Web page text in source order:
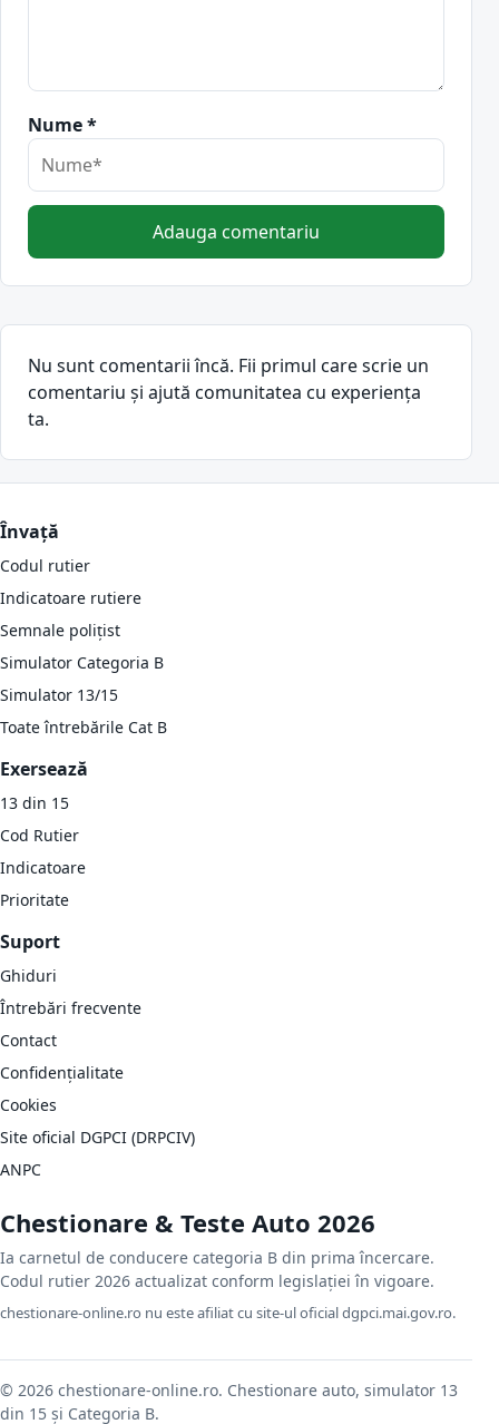
Nume *
Adauga comentariu
Nu sunt comentarii încă. Fii primul care scrie un
comentariu și ajută comunitatea cu experiența
ta.
Învață
Codul rutier
Indicatoare rutiere
Semnale polițist
Simulator Categoria B
Simulator 13/15
Toate întrebările Cat B
Exersează
13 din 15
Cod Rutier
Indicatoare
Prioritate
Suport
Ghiduri
Întrebări frecvente
Contact
Confidențialitate
Cookies
Site oficial DGPCI (DRPCIV)
ANPC
Chestionare & Teste Auto 2026
Ia carnetul de conducere categoria B din prima încercare.
Codul rutier 2026 actualizat conform legislației în vigoare.
chestionare-online.ro nu este afiliat cu site-ul oficial dgpci.mai.gov.ro.
© 2026 chestionare-online.ro. Chestionare auto, simulator 13
din 15 și Categoria B.